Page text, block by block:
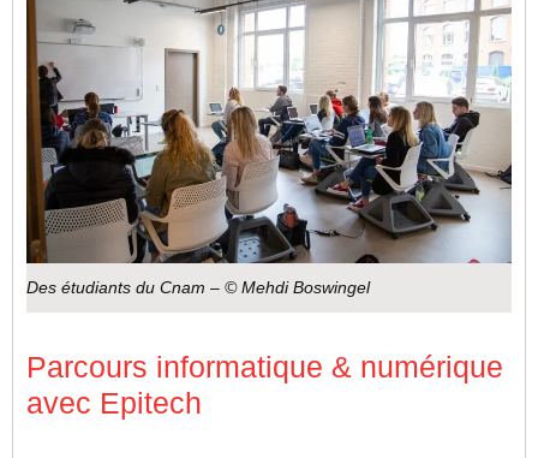
Des étudiants du Cnam – © Mehdi Boswingel
Parcours informatique & numérique
avec Epitech